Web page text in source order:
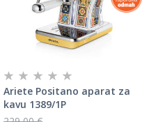
Ariete Positano aparat za
kavu 1389/1P